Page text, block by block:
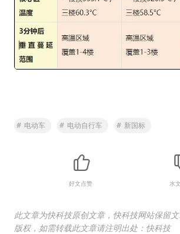
# 电动车 # 电动自行车 # 新国标
好文点赞 水
此文章为快科技原创文章，快科技网站保留
版权，如需转载此文章请注明出处：快科技